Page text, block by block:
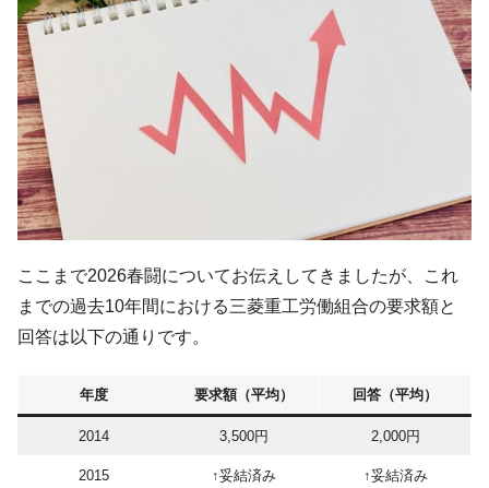
ここまで2026春闘についてお伝えしてきましたが、これ
までの過去10年間における三菱重工労働組合の要求額と
回答は以下の通りです。
年度 要求額（平均） 回答（平均）
2014 3,500円 2,000円
2015 ↑妥結済み ↑妥結済み